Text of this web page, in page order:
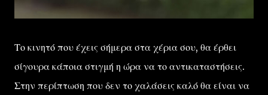
Το κινητό που έχεις σήμερα στα χέρια σου, θα έρθει
σίγουρα κάποια στιγμή η ώρα να το αντικαταστήσεις.
Στην περίπτωση που δεν το χαλάσεις καλό θα είναι να